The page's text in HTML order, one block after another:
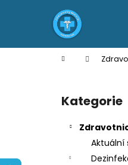
Domů
Přeskočit
kategorie
Kategorie
Aktuální
í
Zpět
do
Zpět
do